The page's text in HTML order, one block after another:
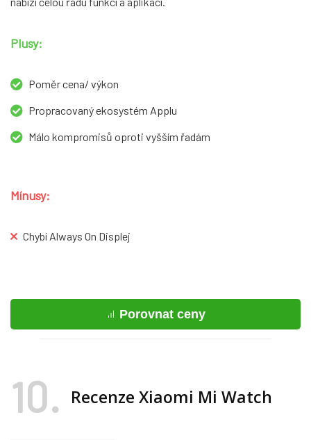
Plusy:
Poměr cena/ výkon
Propracovaný ekosystém Applu
Málo kompromisů oproti vyšším řadám
Mínusy:
Chybí Always On Displej
Porovnat ceny
10 Recenze Xiaomi Mi Watch